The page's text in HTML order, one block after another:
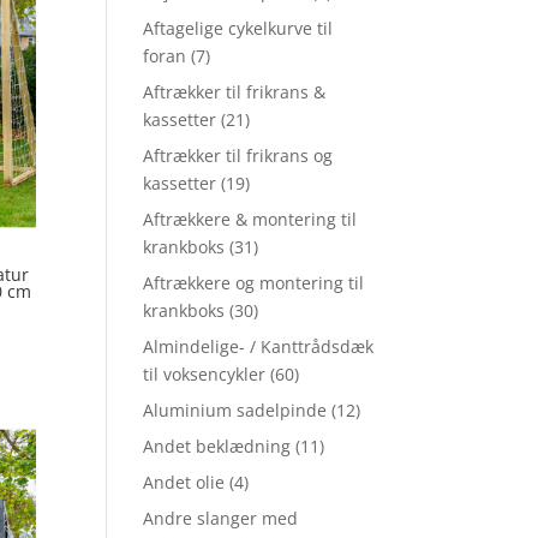
cm
Aftagelige cykelkurve til
foran (7)
Aftrækker til frikrans &
kassetter (21)
Aftrækker til frikrans og
kassetter (19)
Aftrækkere & montering til
krankboks (31)
Aftrækkere og montering til
krankboks (30)
Almindelige- / Kanttrådsdæk
til voksencykler (60)
Aluminium sadelpinde (12)
Andet beklædning (11)
Andet olie (4)
Andre slanger med